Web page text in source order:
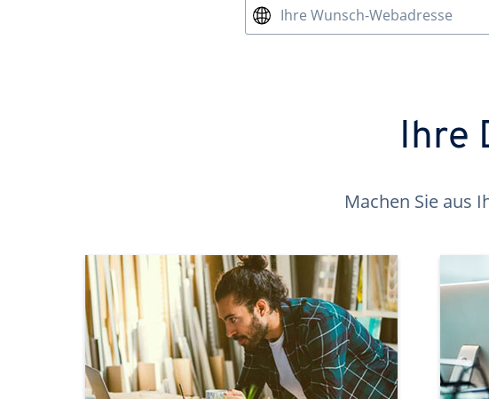
Ihre Wunsch-Webadresse
Ihre
Machen Sie aus